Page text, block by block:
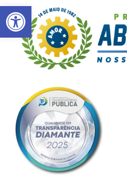
Abrir a barra de ferramentas
Skip
to
content